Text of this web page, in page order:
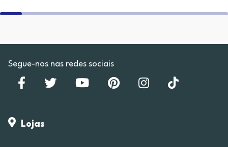
Segue-nos nas redes sociais
Lojas